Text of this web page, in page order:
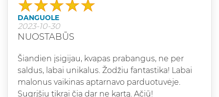
DANGUOLE
2023-10-30
NUOSTABŪS
Šiandien įsigijau, kvapas prabangus, ne per
saldus, labai unikalus. Žodžiu fantastika! Labai
malonus vaikinas aptarnavo parduotuvėje.
Sugrįšiu tikrai čia dar ne kartą. Ačiū!